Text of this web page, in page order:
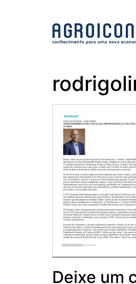
Deixe um